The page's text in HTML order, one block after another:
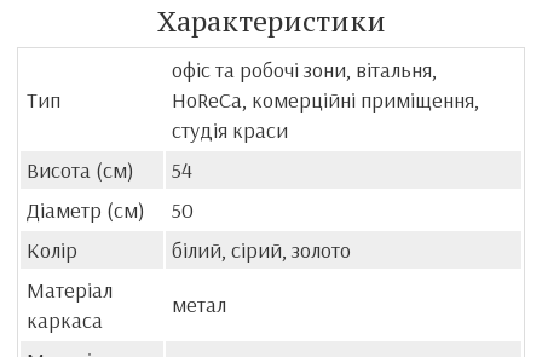
Характеристики
Тип
офіс та робочі зони, вітальня,
HoReCa, комерційні приміщення,
студія краси
Висота (см)
54
Діаметр (см)
50
Колір
білий, сірий, золото
Матеріал
каркаса
метал